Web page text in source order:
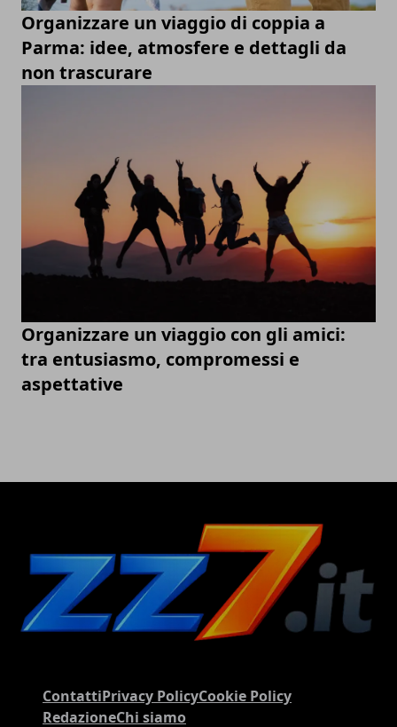
Organizzare un viaggio di coppia a
Parma: idee, atmosfere e dettagli da
non trascurare
Organizzare un viaggio con gli amici:
tra entusiasmo, compromessi e
aspettative
ContattiPrivacy PolicyCookie Policy
RedazioneChi siamo